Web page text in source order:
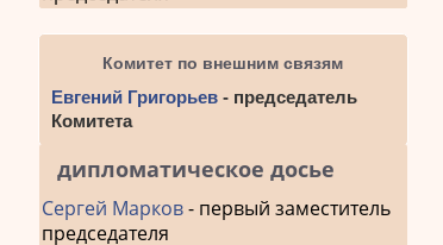
Комитет по внешним связям
Евгений Григорьев - председатель
Комитета
дипломатическое досье
Сергей Марков- первый заместитель
председателя